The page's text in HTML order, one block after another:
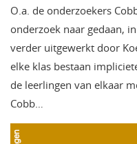
O.a. de onderzoekers
onderzoek naar gedaan,
verder uitgewerkt door
elke klas bestaan
de leerlingen van elkaar
Cobb…